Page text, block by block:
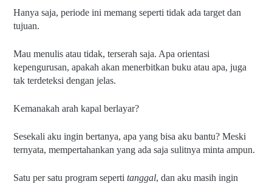
Hanya saja, periode ini memang seperti tidak ada target dan
tujuan.
Mau menulis atau tidak, terserah saja. Apa orientasi
kepengurusan, apakah akan menerbitkan buku atau apa, juga
tak terdeteksi dengan jelas.
Kemanakah arah kapal berlayar?
Sesekali aku ingin bertanya, apa yang bisa aku bantu? Meski
ternyata, mempertahankan yang ada saja sulitnya minta ampun.
Satu per satu program seperti tanggal, dan aku masih ingin